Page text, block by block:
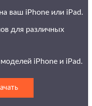
ваш iPhone или iPad.
для различных
iPhone и iPad.